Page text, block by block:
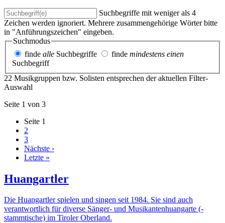
Suchbegriffe mit weniger als 4
Zeichen werden ignoriert. Mehrere zusammengehörige Wörter bitte
in "Anführungszeichen" eingeben.
Suchmodus
finde alle Suchbegriffe finde mindestens einen
Suchbegriff
22 Musikgruppen bzw. Solisten entsprechen der aktuellen Filter-
Auswahl
Seite 1 von 3
Seite 1
2
3
Nächste ›
Letzte »
Huangartler
Die Huangartler spielen und singen seit 1984. Sie sind auch
verantwortlich für diverse Sänger- und Musikantenhuangarte (-
stammtische) im Tiroler Oberland.